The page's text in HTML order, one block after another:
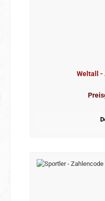
Weltall -